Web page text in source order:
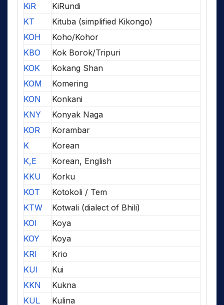
KiR
KiRundi
KT
Kituba (simplified Kikongo)
KOH
Koho/Kohor
KBO
Kok Borok/Tripuri
KOK
Kokang Shan
KOM
Komering
KON
Konkani
KNY
Konyak Naga
KOR
Korambar
K
Korean
K,E
Korean, English
KKU
Korku
KOT
Kotokoli / Tem
KTW
Kotwali (dialect of Bhili)
KOI
Koya
KOY
Koya
KRI
Krio
KUI
Kui
KKN
Kukna
KUL
Kulina